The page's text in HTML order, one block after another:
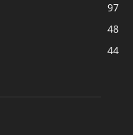
97
48
44